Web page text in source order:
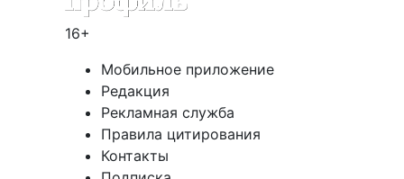
16+
Мобильное приложение
Редакция
Рекламная служба
Правила цитирования
Контакты